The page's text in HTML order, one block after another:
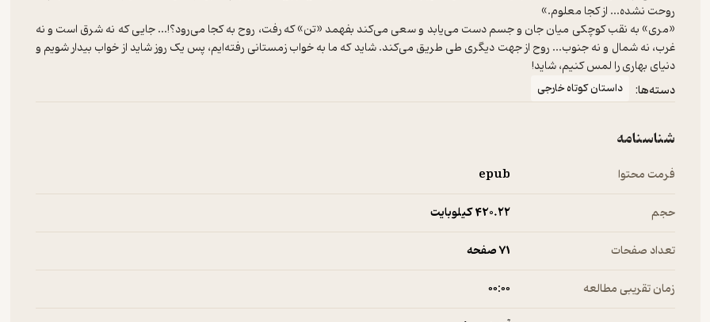
«مری» به نقب کوچکی میان جان و جسم دست می‌یابد و سعی می‌کند بفهمد «تن» که رفت، روح به کجا می‌رود؟!... جایی که نه شرق است و نه
غرب، نه شمال و نه جنوب... روح از جهت دیگری طی طریق می‌کند. شاید که ما به خواب زمستانی رفته‌ایم، پس یک روز شاید از خواب بیدار شویم و
دنیای بهاری را لمس کنیم، شاید!
دسته‌ها: داستان کوتاه خارجی
شناسنامه
فرمت محتوا epub
حجم 420.۲۲ کیلوبایت
تعداد صفحات 71 صفحه
زمان تقریبی مطالعه ۰۰:۰۰